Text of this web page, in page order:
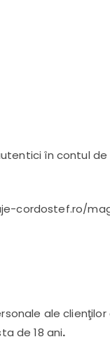
în contul de
cordostef.ro/
ale clienţilor
de 18 ani.